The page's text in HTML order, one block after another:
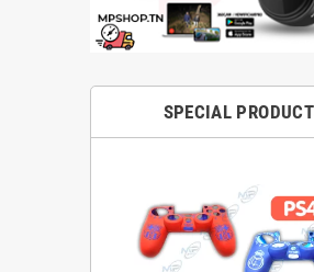
SPECIAL